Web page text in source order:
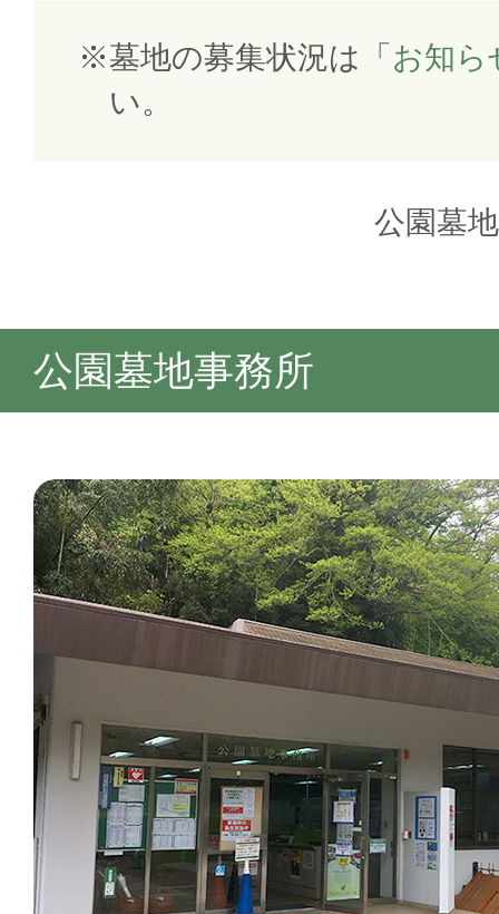
墓地の募集状況は「 お知ら
い。
公園墓
公園墓地事務所